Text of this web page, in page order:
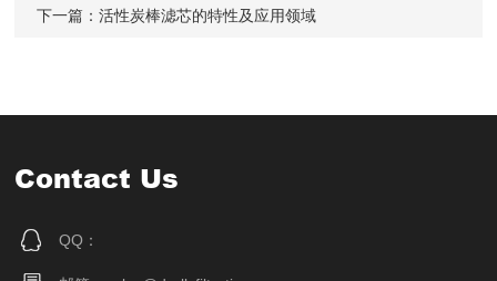
下一篇：活性炭棒滤芯的特性及应用领域
Contact Us
QQ：